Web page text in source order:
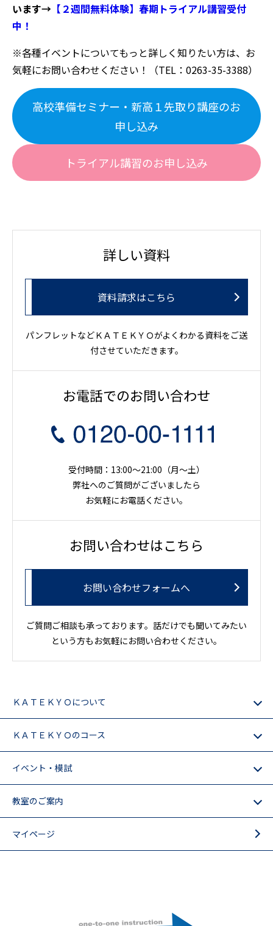
います→ 【２週間無料体験】春期トライアル講習受付
中！
※各種イベントについてもっと詳しく知りたい方は、お
気軽にお問い合わせください！（TEL：0263-35-3388）
高校準備セミナー・新高１先取り講座のお
申し込み
トライアル講習のお申し込み
詳しい資料
資料請求はこちら
パンフレットなどＫＡＴＥＫＹＯがよくわかる資料をご送
付させていただきます。
お電話でのお問い合わせ
受付時間：13:00～21:00（月〜土）
弊社へのご質問がございましたら
お気軽にお電話ください。
お問い合わせはこちら
お問い合わせフォームへ
ご質問ご相談も承っております。話だけでも聞いてみたい
という方もお気軽にお問い合わせください。
ＫＡＴＥＫＹＯについて
ＫＡＴＥＫＹＯのコース
イベント・模試
教室のご案内
マイページ